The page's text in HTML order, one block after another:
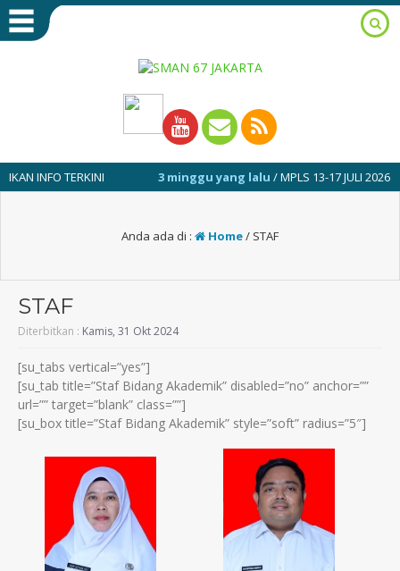
TERKINI 3 minggu yang lalu/ MPLS 13-17 JULI 2026
Anda ada di : Home/ STAF
STAF
Diterbitkan : Kamis, 31 Okt 2024
[su_tabs vertical=”yes”]
[su_tab title=”Staf Bidang Akademik” disabled=”no” anchor=””
url=”” target=”blank” class=””]
[su_box title=”Staf Bidang Akademik” style=”soft” radius=”5″]